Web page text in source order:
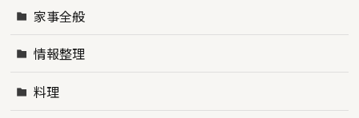
家事全般
情報整理
料理